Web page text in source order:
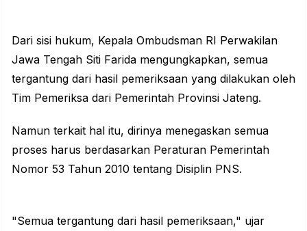
Dari sisi hukum, Kepala Ombudsman RI Perwakilan
Jawa Tengah Siti Farida mengungkapkan, semua
tergantung dari hasil pemeriksaan yang dilakukan oleh
Tim Pemeriksa dari Pemerintah Provinsi Jateng.
Namun terkait hal itu, dirinya menegaskan semua
proses harus berdasarkan Peraturan Pemerintah
Nomor 53 Tahun 2010 tentang Disiplin PNS.
"Semua tergantung dari hasil pemeriksaan," ujar